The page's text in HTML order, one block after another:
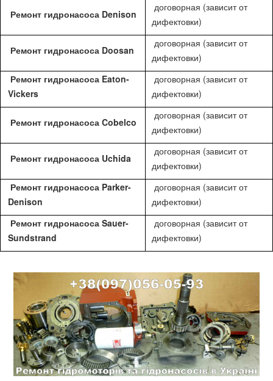
Ремонт гидронасоса Denison
договорная (зависит от
дифектовки)
Ремонт гидронасоса Doosan
договорная (зависит от
дифектовки)
Ремонт гидронасоса Eaton-
Vickers
договорная (зависит от
дифектовки)
Ремонт гидронасоса Cobelco
договорная (зависит от
дифектовки)
Ремонт гидронасоса Uchida
договорная (зависит от
дифектовки)
Ремонт гидронасоса Parker-
Denison
договорная (зависит от
дифектовки)
Ремонт гидронасоса Sauer-
Sundstrand
договорная (зависит от
дифектовки)